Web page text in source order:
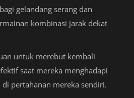
gelandang serang dan
kombinasi jarak dekat
untuk merebut kembali
saat mereka menghadapi
pertahanan mereka sendiri.